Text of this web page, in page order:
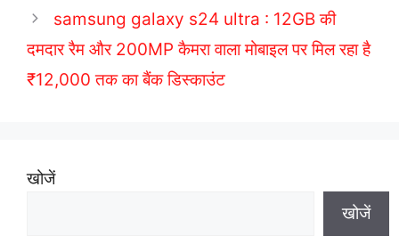
r
s
samsung galaxy s24 ultra : 12GB की
दमदार रैम और 200MP कैमरा वाला मोबाइल पर मिल रहा है
₹12,000 तक का बैंक डिस्काउंट
खोजें
खोजें